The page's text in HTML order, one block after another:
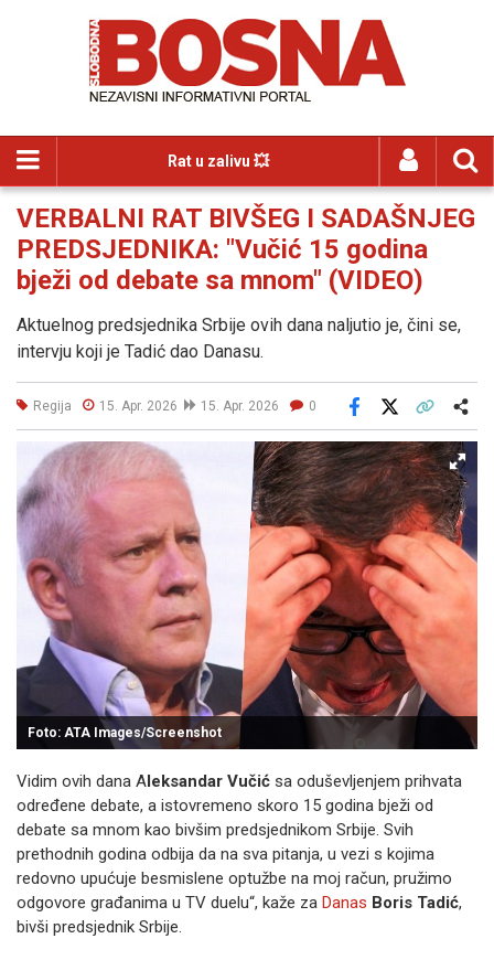
Rat u zalivu 💥
VERBALNI RAT BIVŠEG I SADAŠNJEG
PREDSJEDNIKA: "Vučić 15 godina
bježi od debate sa mnom" (VIDEO)
Aktuelnog predsjednika Srbije ovih dana naljutio je, čini se,
intervju koji je Tadić dao Danasu.
Regija 15. Apr. 2026 15. Apr. 2026 0
Facebook
Foto: ATA Images/Screenshot
Vidim ovih dana Aleksandar Vučić sa oduševljenjem prihvata
određene debate, a istovremeno skoro 15 godina bježi od
debate sa mnom kao bivšim predsjednikom Srbije. Svih
prethodnih godina odbija da na sva pitanja, u vezi s kojima
redovno upućuje besmislene optužbe na moj račun, pružimo
odgovore građanima u TV duelu“, kaže za Danas Boris Tadić,
bivši predsjednik Srbije.